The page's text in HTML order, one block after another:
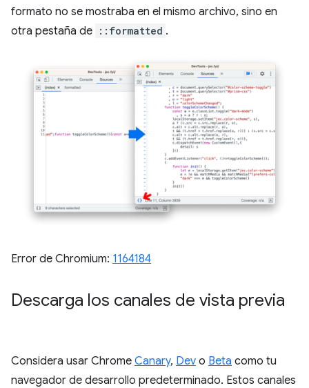
formato no se mostraba en el mismo archivo, sino en
otra pestaña de ::formatted .
Error de Chromium: 1164184
Descarga los canales de vista previa
Considera usar Chrome Canary, Dev o Beta como tu
navegador de desarrollo predeterminado. Estos canales